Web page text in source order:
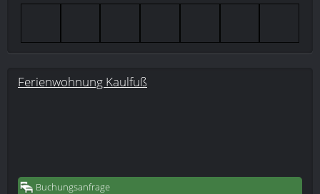
Ferienwohnung Kaulfuß
Buchungsanfrage